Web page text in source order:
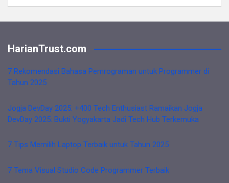
HarianTrust.com
7 Rekomendasi Bahasa Pemrograman untuk Programmer di
Tahun 2025
Jogja DevDay 2025: +400 Tech Enthusiast Ramaikan Jogja
DevDay 2025: Bukti Yogyakarta Jadi Tech Hub Terkemuka
7 Tips Memilih Laptop Terbaik untuk Tahun 2025
7 Tema Visual Studio Code Programmer Terbaik